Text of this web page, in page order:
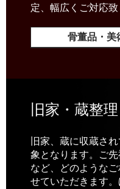
定、幅広くご対応
骨董品・美
旧家・蔵整理
旧家、蔵に収蔵さ
象となります。ご
など、どのような
せていただきます